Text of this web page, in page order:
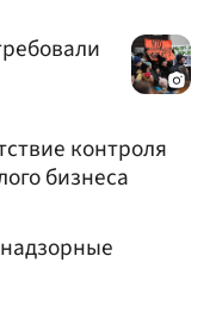
контроля
бизнеса